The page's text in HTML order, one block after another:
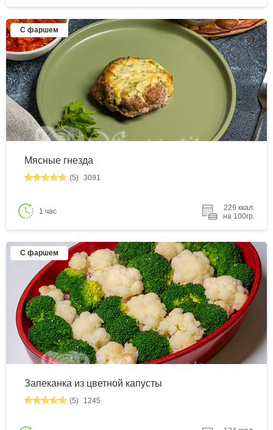
С фаршем
Мясные гнезда
(5) 3091
1 час
229 ккал.
на 100гр.
С фаршем
Запеканка из цветной капусты
(5) 1245